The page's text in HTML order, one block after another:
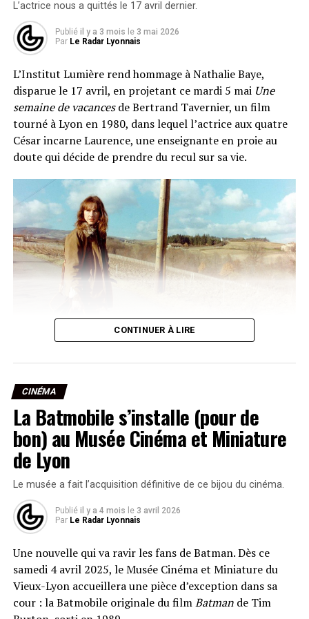
comédie, western et film noir, toujours en imposant un
style immédiatement reconnaissable. Le festival les
qualifie de
Tarantino ou Tim Burton, deux autres anciens lauréats.
Lyon, ville de naissance du Cinématographe, a une
affection particulière pour les duos fraternels : les
frères Dardenne y avaient déjà été célébrés en 2020.
Comme le veut la tradition, Joel et Ethan Coen
tourneront un remake de la Sortie des usines Lumière
premier film de l’histoire du cinéma.
Une rétrospective de leur œuvre accompagnera la
remise du prix.
L’actrice nous a quittés le 17 avril dernier.
Publié il y a 3 mois le 3 mai 2026
Par Le Radar Lyonnais
L’Institut Lumière rend hommage à Nathalie Baye,
disparue le 17 avril, en projetant ce mardi 5 mai Une
semaine de vacancesde Bertrand Tavernier, un film
tourné à Lyon en 1980, dans lequel l’actrice aux quatre
César incarne Laurence, une enseignante en proie au
doute qui décide de prendre du recul sur sa vie.
Nathalie Baye dans le film Une semaine de vacances de
Bertrand Tavernier, en 1980. •© DR
Nathalie Baye a tourné ce rôle aux côtés de Gérard
Lanvin et Michel Galabru. L’année suivante, elle
décrochait son tout premier César. Invitée du Festival
Lumière en 2019, elle avait laissé un souvenir marquant
dans la ville. Thierry Frémaux, directeur de l’Institut, a
donc naturellement souhaité lui rendre hommage :« Les
rôles qu’elle choisissait disaient tout de Nathalie Baye.
Une femme qui savait la valeur de la nuance, du silence
et du secret. Celle aussi d’un simple sourire, qui est le
souvenir que nous garderons d’elle. »
La séance est programmée à 18h30. Les tarifs vont de 5
à 8,90 €, avec unebilletterie disponible en ligneet sur
place.
CONTINUER À LIRE
CINÉMA
La Batmobile s’installe (pour de
bon) au Musée Cinéma et Miniature
de Lyon
Le musée a fait l’acquisition définitive de ce bijou du cinéma.
Publié il y a 4 mois le 3 avril 2026
Par Le Radar Lyonnais
Une nouvelle qui va ravir les fans de Batman. Dès ce
samedi 4 avril 2025, le Musée Cinéma et Miniature du
Vieux-Lyon accueillera une pièce d’exception dans sa
cour : la Batmobile originale du filmBatmande Tim